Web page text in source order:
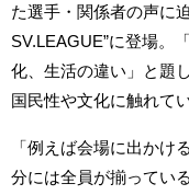
た選手・関係者の声に
SV.LEAGUE”に登場。
化、生活の違い」と題
国民性や文化に触れてい
「例えば会場に出かけ
分には全員が揃ってい